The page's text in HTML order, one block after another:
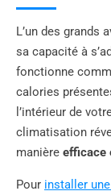
L’un des grands
sa capacité à
fonctionne
calories
l’intérieur de
climatisation
manière efficace
Pour installer